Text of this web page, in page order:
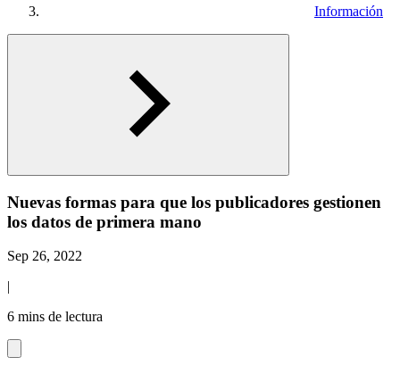
Información
Nuevas formas para que los publicadores gestionen
los datos de primera mano
Sep 26, 2022
|
6 mins de lectura